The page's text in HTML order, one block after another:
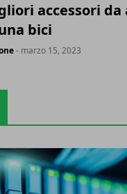
accessori da
bici
- marzo 15, 2023